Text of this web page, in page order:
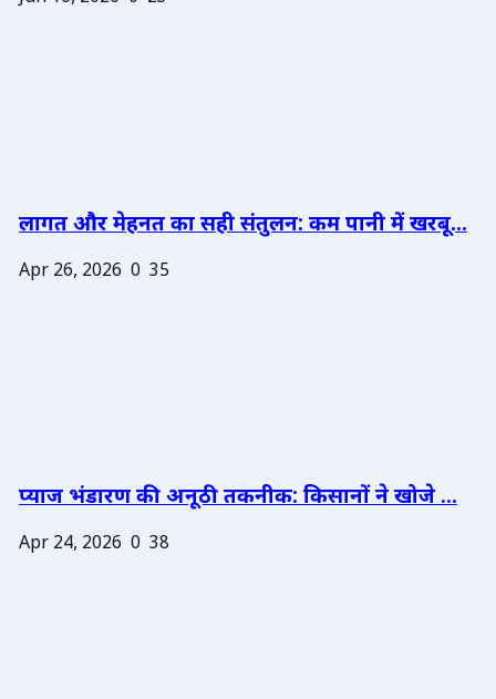
लागत और मेहनत का सही संतुलन: कम पानी में खरबू...
Apr 26, 2026 0 35
प्याज भंडारण की अनूठी तकनीक: किसानों ने खोजे ...
Apr 24, 2026 0 38